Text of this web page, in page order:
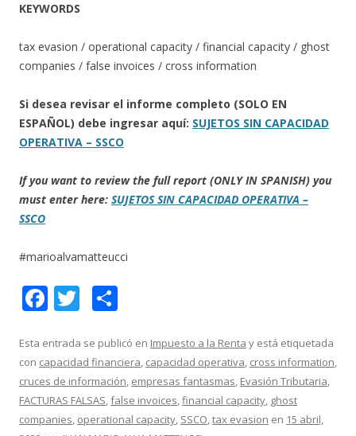
KEYWORDS
tax evasion / operational capacity / financial capacity / ghost
companies / false invoices / cross information
Si desea revisar el informe completo (SOLO EN
ESPAÑOL) debe ingresar aquí: SUJETOS SIN CAPACIDAD
OPERATIVA – SSCO
If you want to review the full report (ONLY IN SPANISH) you
must enter here: SUJETOS SIN CAPACIDAD OPERATIVA –
SSCO
#marioalvamatteucci
F
e
b
o
o
T
itt
er
m
p
ar
ti
Esta entrada se publicó en Impuesto a la Renta y está etiquetada
con capacidad financiera, capacidad operativa, cross information,
cruces de información, empresas fantasmas, Evasión Tributaria,
FACTURAS FALSAS,false invoices,financial capacity, ghost
companies, operational capacity, SSCO,tax evasion en 15 abril,